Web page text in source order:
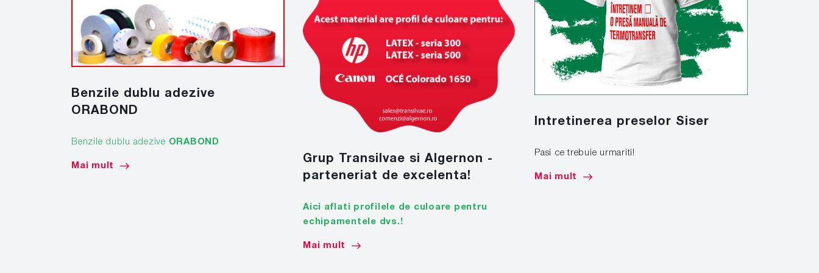
Benzile dublu adezive
ORABOND
Benzile dublu adezive ORABOND
Mai mult
Grup Transilvae si Algernon -
parteneriat de excelenta!
Aici aflati profilele de culoare pentru
echipamentele dvs.!
Mai mult
Intretinerea preselor Siser
Pasi ce trebuie urmariti!
Mai mult